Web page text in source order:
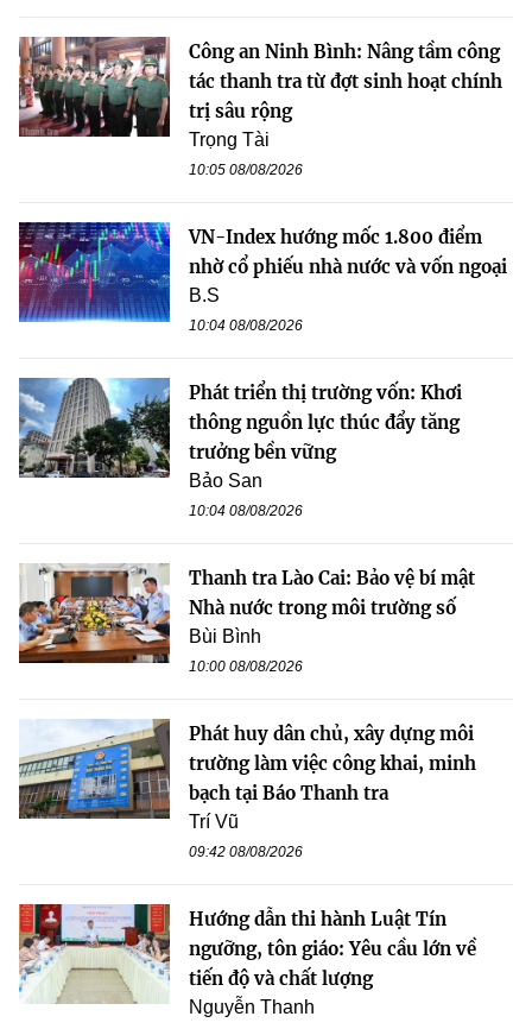
Công an Ninh Bình: Nâng tầm công
tác thanh tra từ đợt sinh hoạt chính
trị sâu rộng
Trọng Tài
10:05 08/08/2026
VN-Index hướng mốc 1.800 điểm
nhờ cổ phiếu nhà nước và vốn ngoại
B.S
10:04 08/08/2026
Phát triển thị trường vốn: Khơi
thông nguồn lực thúc đẩy tăng
trưởng bền vững
Bảo San
10:04 08/08/2026
Thanh tra Lào Cai: Bảo vệ bí mật
Nhà nước trong môi trường số
Bùi Bình
10:00 08/08/2026
Phát huy dân chủ, xây dựng môi
trường làm việc công khai, minh
bạch tại Báo Thanh tra
Trí Vũ
09:42 08/08/2026
Hướng dẫn thi hành Luật Tín
ngưỡng, tôn giáo: Yêu cầu lớn về
tiến độ và chất lượng
Nguyễn Thanh